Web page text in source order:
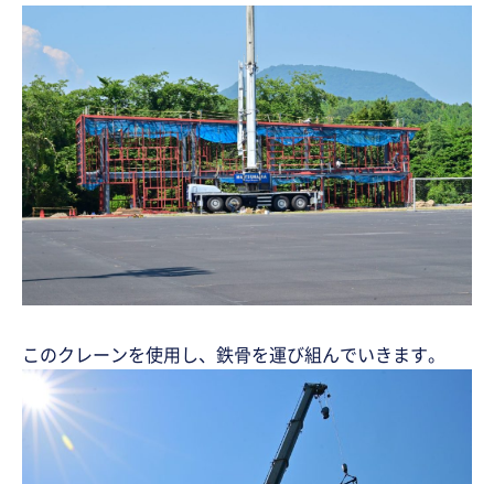
このクレーンを使用し、鉄骨を運び組んでいきます。